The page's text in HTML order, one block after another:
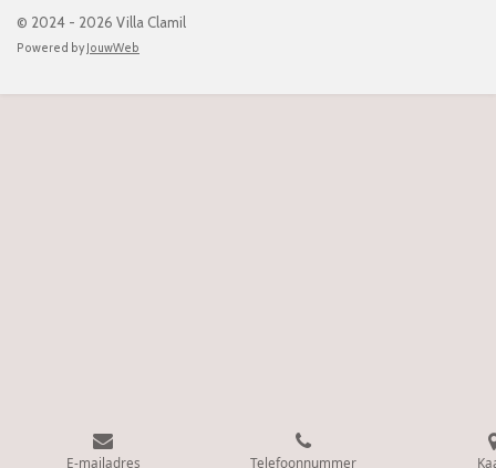
© 2024 - 2026 Villa Clamil
Powered byJouwWeb
E-mailadres Telefoonnummer